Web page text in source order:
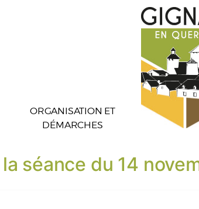
ORGANISATION ET
DÉMARCHES
séance du 14